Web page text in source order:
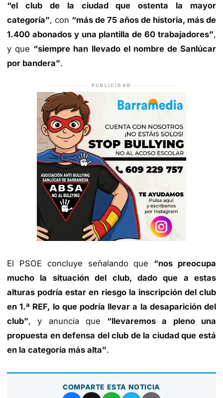
“el club de la ciudad que ostenta la mayor
categoría”, con “más de 75 años de historia, más de
1.400 abonados y una plantilla de 60 trabajadores”,
y que “siempre han llevado el nombre de Sanlúcar
por bandera”.
PUBLICIDAD
El PSOE concluye señalando que “nos preocupa
mucho la situación del club, dado que a estas
alturas podría estar en riesgo la inscripción del club
en 1.ª REF, lo que podría llevar a la desaparición del
club”, y anuncia que “llevaremos a pleno una
propuesta en defensa del club de la ciudad que está
en la categoría más alta”.
COMPARTE ESTA NOTICIA